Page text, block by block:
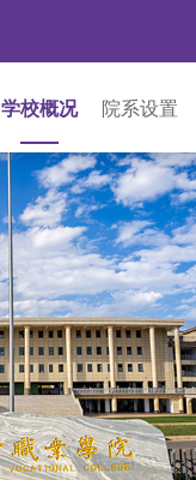
学校概况 院系设置